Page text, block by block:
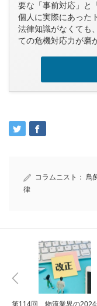
要な「事前対応」と
個人に実際にあった
法律知識がなくても
ての危機対応力が磨
コラムニスト： 鳥
律